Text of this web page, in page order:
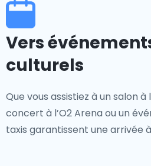
Vers
culturels
Que vous assistiez à un salon à
concert à l’O2 Arena ou un
taxis garantissent une arrivée